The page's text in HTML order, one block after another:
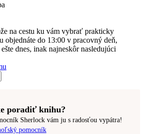
na cestu ku vám vybrať prakticky
objednáte do 13:00 v pracovný deň,
dnes, inak najneskôr nasledujúci
poradiť knihu?
Sherlock vám ju s radosťou vypátra!
pomocník